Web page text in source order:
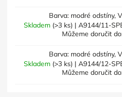
Barva: modré odstíny,
Skladem (>3 ks) | A9144/11-
Můžeme doručit
Barva: modré odstíny,
Skladem (>3 ks) | A9144/12-
Můžeme doručit